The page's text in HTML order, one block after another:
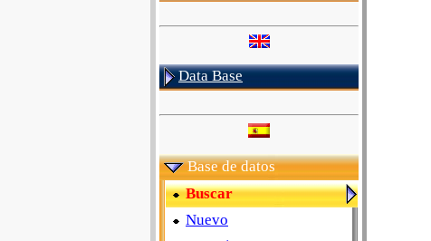
Data Base
Base de datos
Buscar
Nuevo